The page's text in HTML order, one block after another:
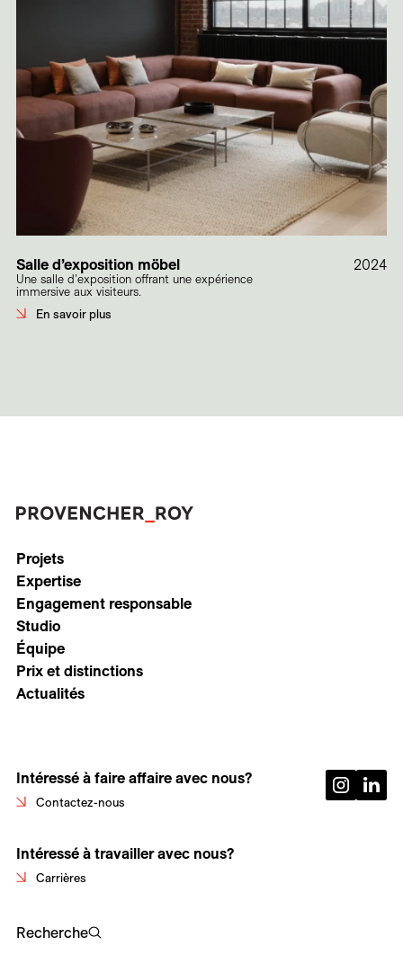
Salle d’exposition möbel
Une salle d'exposition offrant une expérience
immersive aux visiteurs.
En savoir plus
2024
Projets
Expertise
Engagement responsable
Studio
Équipe
Prix et distinctions
Actualités
Intéressé à faire affaire avec nous?
Contactez-nous
Intéressé à travailler avec nous?
Carrières
Recherche